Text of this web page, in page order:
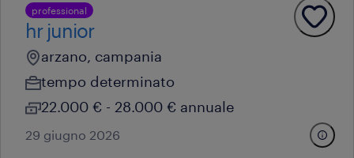
professional
hr junior
arzano, campania
tempo determinato
22.000 € - 28.000 € annuale
29 giugno 2026